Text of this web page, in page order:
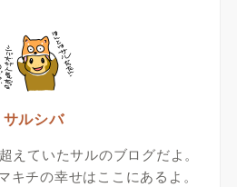
サルシバ
えていたサルのブログだよ。
キチの幸せはここにあるよ。